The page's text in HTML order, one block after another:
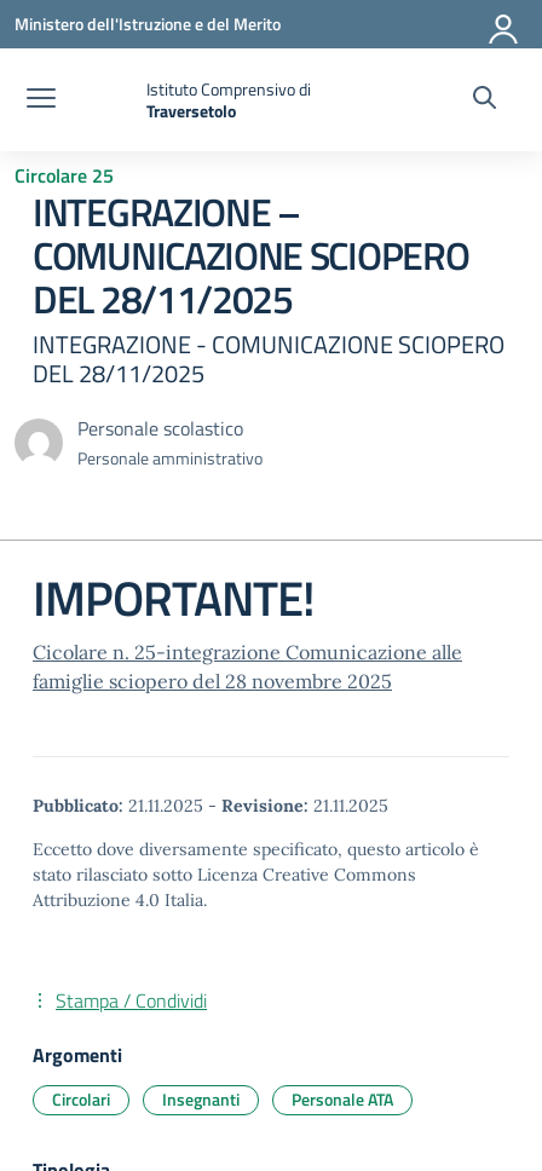
Vai ai contenuti
Vai al menu di navigazione
Vai al footer
Ministero dell'Istruzione e del Merito
Istituto Comprensivo di
Traversetolo
Circolare 25
INTEGRAZIONE –
COMUNICAZIONE SCIOPERO
DEL 28/11/2025
INTEGRAZIONE - COMUNICAZIONE SCIOPERO
DEL 28/11/2025
Personale scolastico
Personale amministrativo
IMPORTANTE!
Cicolare n. 25-integrazione Comunicazione alle
famiglie sciopero del 28 novembre 2025
Pubblicato: 21.11.2025 - Revisione: 21.11.2025
Eccetto dove diversamente specificato, questo articolo è
stato rilasciato sotto Licenza Creative Commons
Attribuzione 4.0 Italia.
Stampa / Condividi
Argomenti
Circolari Insegnanti Personale ATA